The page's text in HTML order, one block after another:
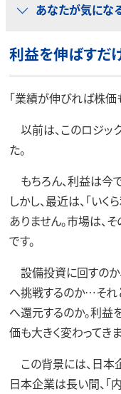
あなたが気にな
利益を伸ばすだ
「業績が伸びれば株価
以前は、このロジッ
た。
もちろん、利益は今
しかし、最近は、「い
ありません。市場は、
です。
設備投資に回すのか
へ挑戦するのか…それ
へ還元するのか。利益
価も大きく変わってき
この背景には、日本
日本企業は長い間、「